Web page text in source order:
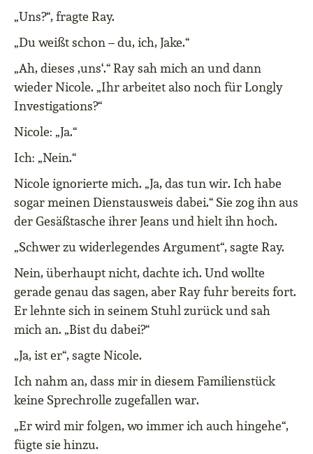
„Uns?“, fragte Ray.
„Du weißt schon – du, ich, Jake.“
„Ah, dieses ‚uns‘.“ Ray sah mich an und dann
wieder Nicole. „Ihr arbeitet also noch für Longly
Investigations?“
Nicole: „Ja.“
Ich: „Nein.“
Nicole ignorierte mich. „Ja, das tun wir. Ich habe
sogar meinen Dienstausweis dabei.“ Sie zog ihn aus
der Gesäßtasche ihrer Jeans und hielt ihn hoch.
„Schwer zu widerlegendes Argument“, sagte Ray.
Nein, überhaupt nicht, dachte ich. Und wollte
gerade genau das sagen, aber Ray fuhr bereits fort.
Er lehnte sich in seinem Stuhl zurück und sah
mich an. „Bist du dabei?“
„Ja, ist er“, sagte Nicole.
Ich nahm an, dass mir in diesem Familienstück
keine Sprechrolle zugefallen war.
„Er wird mir folgen, wo immer ich auch hingehe“,
fügte sie hinzu.